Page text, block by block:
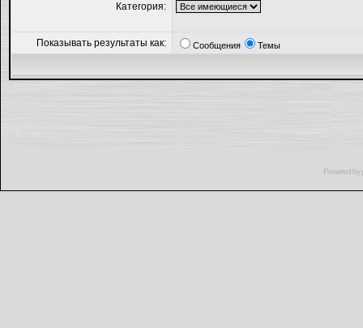
Категория:
Показывать результаты как: Сообщения Темы
Powered by